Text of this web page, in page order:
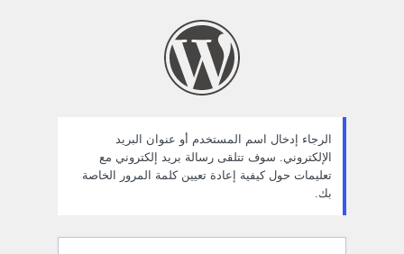
الرجاء إدخال اسم المستخدم أو عنوان البريد
الإلكتروني. سوف تتلقى رسالة بريد إلكتروني مع
تعليمات حول كيفية إعادة تعيين كلمة المرور الخاصة
بك.